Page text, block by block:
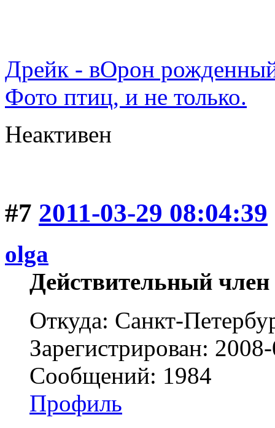
Дрейк - вОрон
Фото птиц, и не только.
Неактивен
#7 2011-03-29 08:04:39
olga
Действительный член
Откуда: Санкт-
Зарегистрирован:
Сообщений: 1984
Профиль